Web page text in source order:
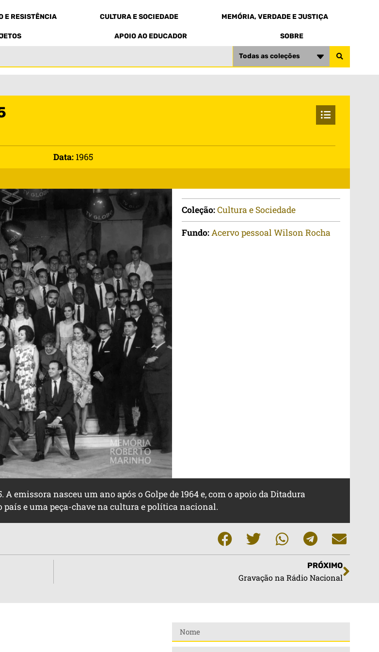
E RESISTÊNCIA CULTURA E SOCIEDADE MEMÓRIA, VERDADE E JUSTIÇA
APOIO AO EDUCADOR SOBRE
Todas as coleções
Data: 1965
Coleção:Cultura e Sociedade
Fundo:Acervo pessoal Wilson Rocha
emissora nasceu um ano após o Golpe de 1964 e, com o apoio da Ditadura
país e uma peça-chave na cultura e política nacional.
PRÓXIMO
Gravação na Rádio Nacional